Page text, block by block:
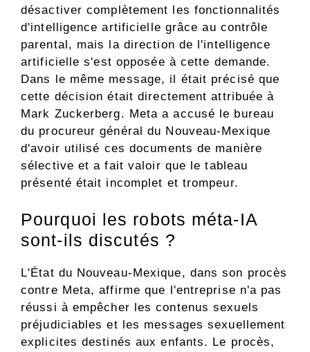
désactiver complètement les fonctionnalités
d'intelligence artificielle grâce au contrôle
parental, mais la direction de l'intelligence
artificielle s'est opposée à cette demande.
Dans le même message, il était précisé que
cette décision était directement attribuée à
Mark Zuckerberg. Meta a accusé le bureau
du procureur général du Nouveau-Mexique
d'avoir utilisé ces documents de manière
sélective et a fait valoir que le tableau
présenté était incomplet et trompeur.
Pourquoi les robots méta-IA
sont-ils discutés ?
L'État du Nouveau-Mexique, dans son procès
contre Meta, affirme que l'entreprise n'a pas
réussi à empêcher les contenus sexuels
préjudiciables et les messages sexuellement
explicites destinés aux enfants. Le procès,